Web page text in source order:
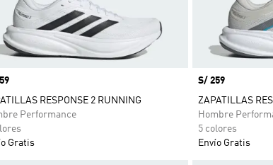
RESPONSE 2 RUNNING
Performance
Gratis
Precio
S/ 259
ZAPATILLAS
Hombre
5 colores
Envío Gratis